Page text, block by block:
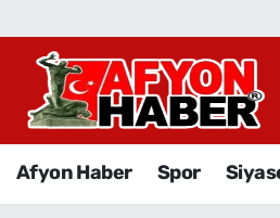
Afyon Haber Spor
Afyon Haber